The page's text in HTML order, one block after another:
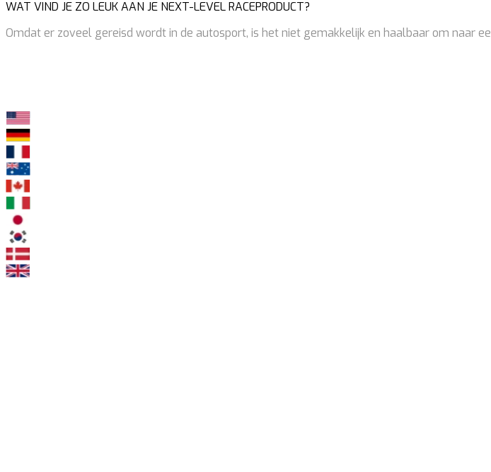
WAT VIND JE ZO LEUK AAN JE NEXT-LEVEL RACEPRODUCT?
Omdat er zoveel gereisd wordt in de autosport, is het niet gemakkelijk en haalbaar om naar